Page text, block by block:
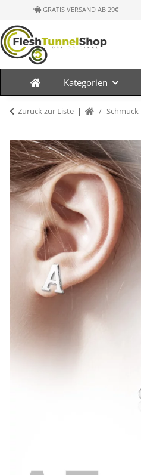
GRATIS VERSAND AB 29€
Kategorien
Zurück zur Liste Schmuck